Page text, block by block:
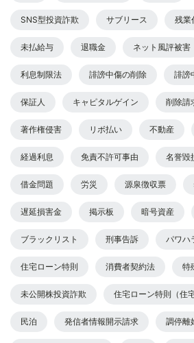
SNS型投資詐欺 サブリース 残業
未払給与 退職金 ネット風評被害
利息制限法 誹謗中傷の削除 誹謗
保証人 キャピタルゲイン 削除請
著作権侵害 リボ払い 不動産
経過利息 免責不許可事由 名誉毀
借金問題 労災 源泉徴収票
遅延損害金 掲示板 暗号資産
ブラックリスト 刑事告訴 パワハ
住宅ローン特則 消費者契約法 特
未公開株投資詐欺 住宅ローン特則（住
民泊 発信者情報開示請求 調停離